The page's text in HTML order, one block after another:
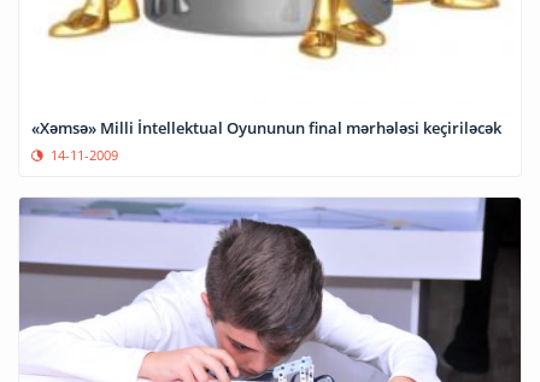
«Xəmsə» Milli İntellektual Oyununun final mərhələsi keçiriləcək
14-11-2009